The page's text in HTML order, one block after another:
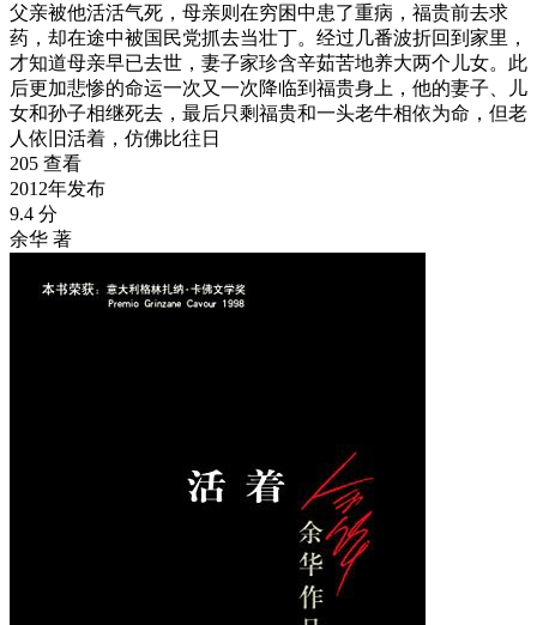
父亲被他活活气死，母亲则在穷困中患了重病，福贵前去求
药，却在途中被国民党抓去当壮丁。经过几番波折回到家里，
才知道母亲早已去世，妻子家珍含辛茹苦地养大两个儿女。此
后更加悲惨的命运一次又一次降临到福贵身上，他的妻子、儿
女和孙子相继死去，最后只剩福贵和一头老牛相依为命，但老
人依旧活着，仿佛比往日
205 查看
2012年发布
9.4 分
余华 著